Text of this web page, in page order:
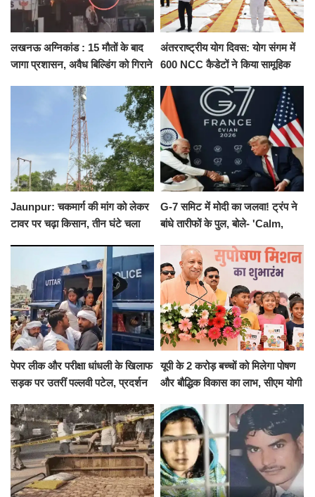
लखनऊ अग्निकांड : 15 मौतों के बाद
जागा प्रशासन, अवैध बिल्डिंग को गिराने
अंतरराष्ट्रीय योग दिवस: योग संगम में
600 NCC कैडेटों ने किया सामूहिक
संकल्प
Jaunpur: चकमार्ग की मांग को लेकर
टावर पर चढ़ा किसान, तीन घंटे चला
G-7 समिट में मोदी का जलवा! ट्रंप ने
बांधे तारीफों के पुल, बोले- 'Calm,
पेपर लीक और परीक्षा धांधली के खिलाफ
सड़क पर उतरीं पल्लवी पटेल, प्रदर्शन
यूपी के 2 करोड़ बच्चों को मिलेगा पोषण
और बौद्धिक विकास का लाभ, सीएम योगी